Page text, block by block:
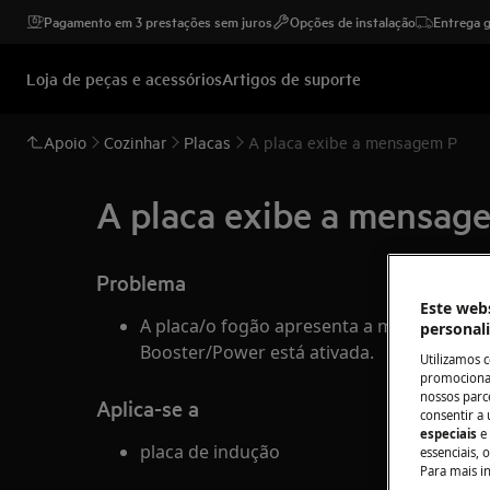
Pagamento em 3 prestações sem juros Opções de instalação Entrega
Loja de peças e acessóriosArtigos de suporte
Apoio Cozinhar Placas A placa exibe a mensagem P
A placa exibe a
Problema
A placa/o fogão apresenta a mensagem
Booster/Power está ativada.
Aplica-se a
placa de indução
Este
Utilizamos
nossos
consentir a
especiais e
essenciais,
Para mais